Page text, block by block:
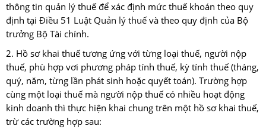
thông tin quản lý thuế để xác định mức thuế khoán theo quy
định tại Điều 51 Luật Quản lý thuếvà theo quy định của Bộ
trưởng Bộ Tài chính.
2. Hồ sơ khai thuế tương ứng với từng loại thuế, người nộp
thuế, phù hợp vơi phương pháp tính thuế, kỳ tính thuế (tháng,
quý, năm, từng lần phát sinh hoặc quyết toán). Trường hợp
cùng một loại thuế mà người nộp thuế có nhiều hoạt động
kinh doanh thì thực hiện khai chung trên một hồ sơ khai thuế,
trừ các trường hợp sau: